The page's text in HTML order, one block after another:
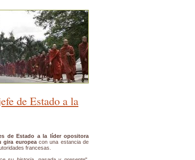
de Estado a la
de Estado a la líder opositora
gira europeacon una estancia de
francesas.